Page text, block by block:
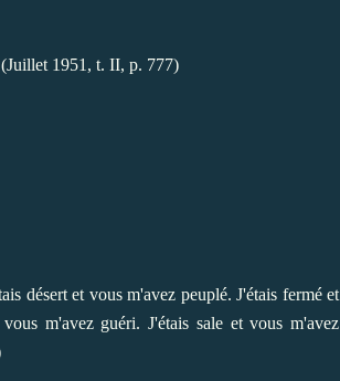
(Juillet 1951, t. II, p. 777)
désert et vous m'avez peuplé. J'étais fermé et
m'avez guéri. J'étais sale et vous m'avez